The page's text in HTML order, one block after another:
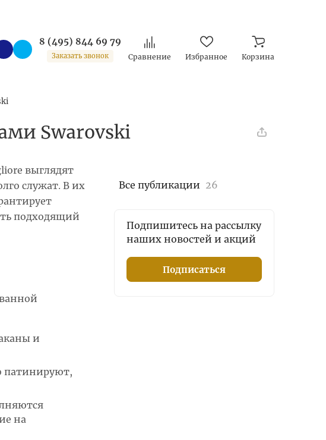
8 (495) 844 69 79
Заказать звонок Сравнение Избранное Корзина
Swarovski
выглядят
служат. В их
подходящий
и
патинируют,
на
Все публикации 26
Подпишитесь на рассылку
наших новостей и акций
Подписаться